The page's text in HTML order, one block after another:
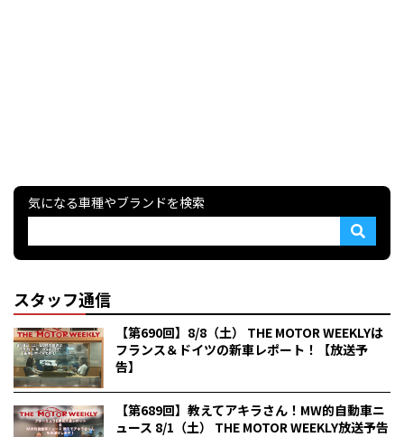
気になる車種やブランドを検索
スタッフ通信
【第690回】8/8（土） THE MOTOR WEEKLYは
フランス＆ドイツの新車レポート！【放送予
告】
【第689回】教えてアキラさん！MW的自動車ニ
ュース 8/1（土） THE MOTOR WEEKLY放送予告